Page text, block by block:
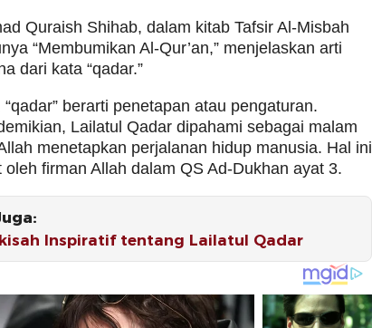
Quraish Shihab, dalam kitab Tafsir Al-Misbah
“Membumikan Al-Qur’an,” menjelaskan arti
dari kata “qadar.”
“qadar” berarti penetapan atau pengaturan.
Lailatul Qadar dipahami sebagai malam
menetapkan perjalanan hidup manusia. Hal ini
oleh firman Allah dalam QS Ad-Dukhan ayat 3.
Inspiratif tentang Lailatul Qadar